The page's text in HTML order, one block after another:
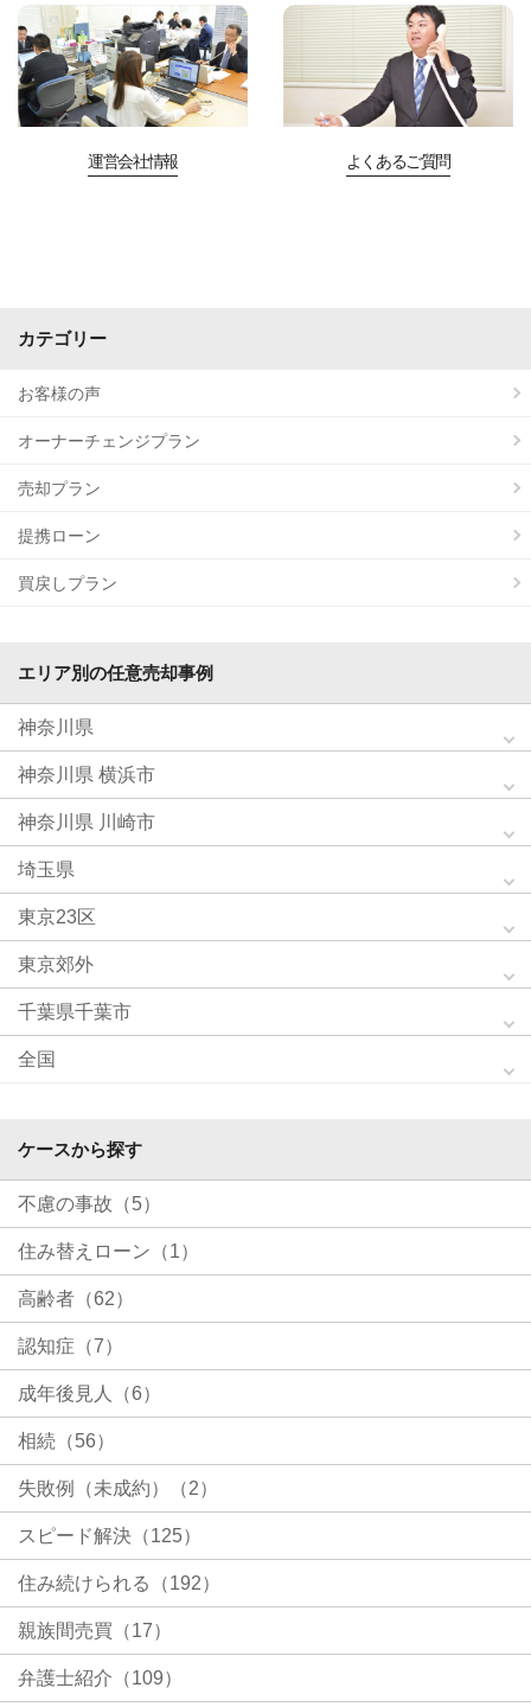
運営会社情報 よくあるご質問
カテゴリー
お客様の声
オーナーチェンジプラン
売却プラン
提携ローン
買戻しプラン
エリア別の任意売却事例
神奈川県
神奈川県 横浜市
神奈川県 川崎市
埼玉県
東京23区
東京郊外
千葉県千葉市
全国
ケースから探す
不慮の事故（5）
住み替えローン（1）
高齢者（62）
認知症（7）
成年後見人（6）
相続（56）
失敗例（未成約）（2）
スピード解決（125）
住み続けられる（192）
親族間売買（17）
弁護士紹介（109）